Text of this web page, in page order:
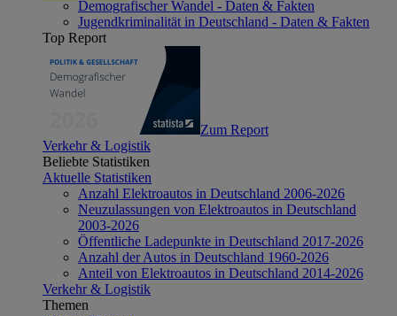
Demografischer Wandel - Daten & Fakten
Jugendkriminalität in Deutschland - Daten & Fakten
Top Report
Zum Report
Verkehr & Logistik
Beliebte Statistiken
Aktuelle Statistiken
Anzahl Elektroautos in Deutschland 2006-2026
Neuzulassungen von Elektroautos in Deutschland
2003-2026
Öffentliche Ladepunkte in Deutschland 2017-2026
Anzahl der Autos in Deutschland 1960-2026
Anteil von Elektroautos in Deutschland 2014-2026
Verkehr & Logistik
Themen